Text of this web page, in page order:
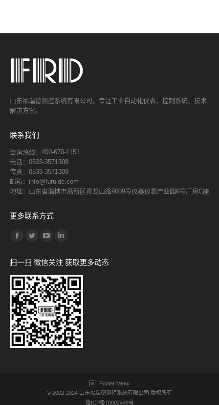
山东福瑞德测控系统有限公司，专注工业自动化仪表、控制系统、技术
解决方案。
联系我们
咨询热线：400-670-1151
电话：0533-3571308
传真：0533-3571309
邮箱：info@furuide.com
地址：山东省淄博市高新区青龙山路9009号仪器仪表产业园6号厂房C座
更多联系方式
找到我们：
Facebook
opens
in
new
window
Twitter
opens
in
new
window
opens
in
new
window
opens
in
new
window
扫一扫 微信关注 获取更多动态
Footer Menu
© 2002-2024 山东福瑞德测控系统有限公司 版权所有
鲁ICP备10002449号